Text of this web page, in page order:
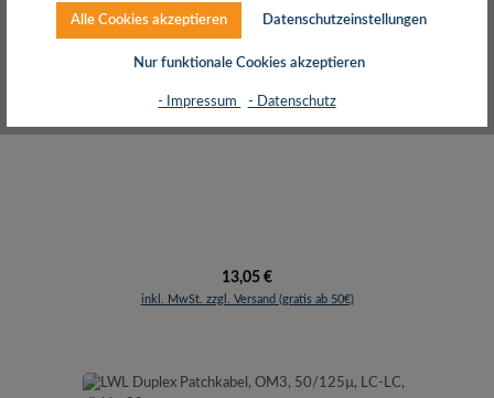
türkis, 20 m
Regulärer Preis:
13,05 €
inkl. MwSt. zzgl. Versand (gratis ab 50€)
Alle Cookies akzeptieren Datenschutzeinstellungen
Nur funktionale Cookies akzeptieren
- Impressum - Datenschutz